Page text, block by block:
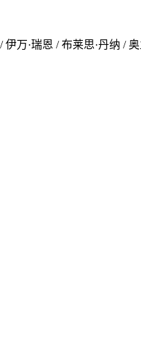
万·瑞恩 / 布莱思·丹纳 /